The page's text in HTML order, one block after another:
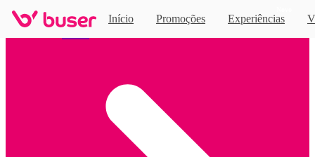
Início Promoções Experiências